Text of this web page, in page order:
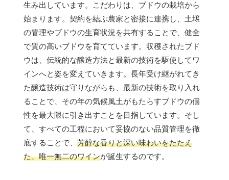
生み出しています。こだわりは、ブドウの栽培から
始まります。契約を結ぶ農家と密接に連携し、土壌
の管理やブドウの生育状況を共有することで、健全
で質の高いブドウを育てています。収穫されたブド
ウは、伝統的な醸造方法と最新の技術を駆使してワ
インへと姿を変えていきます。長年受け継がれてき
た醸造技術は守りながらも、最新の技術を取り入れ
ることで、その年の気候風土がもたらすブドウの個
性を最大限に引き出すことを目指しています。そし
て、すべての工程において妥協のない品質管理を徹
底することで、 芳醇な香りと深い味わいをたたえ
た、唯一無二のワインが誕生するのです。